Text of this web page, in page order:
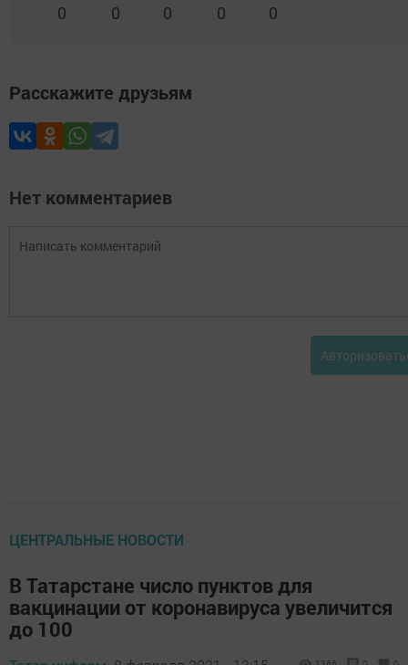
0 0 0 0 0
Расскажите друзьям
Нет комментариев
ЦЕНТРАЛЬНЫЕ НОВОСТИ
В Татарстане число пунктов для
вакцинации от коронавируса увеличится
до 100